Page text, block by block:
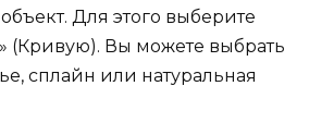
Для этого выберите
(Кривую). Вы можете выбрать
сплайн или натуральная